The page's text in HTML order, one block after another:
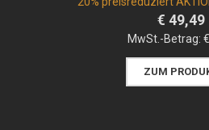
€ 49,49
MwSt.-Betrag:
ZUM